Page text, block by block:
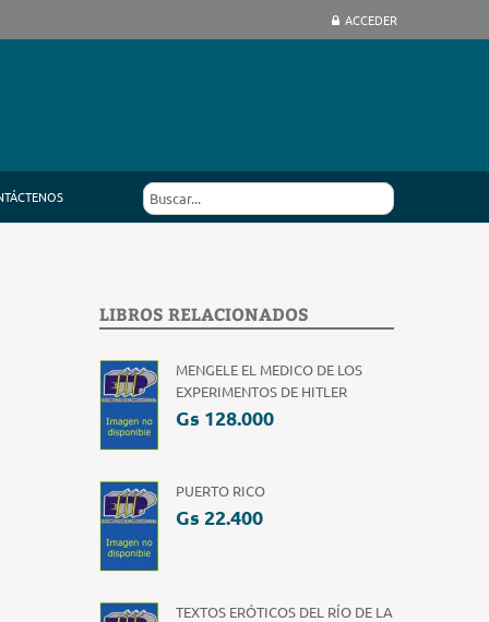
ACCEDER
LIBROS RELACIONADOS
MENGELE EL MEDICO DE LOS
EXPERIMENTOS DE HITLER
Gs 128.000
PUERTO RICO
Gs 22.400
TEXTOS ERÓTICOS DEL RÍO DE LA